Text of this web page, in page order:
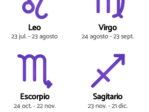
Leo
23 jul. - 23 agosto
Virgo
24 agosto - 23 sept.
Escorpio
24 oct. - 22 nov.
Sagitario
23 nov. - 21 dic.